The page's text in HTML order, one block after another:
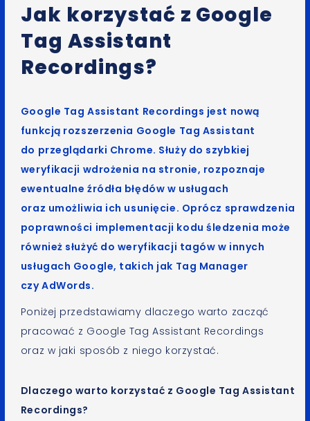
Jak korzystać z Google
Tag Assistant
Recordings?
Google Tag Assistant Recordings jest nową
funkcją rozszerzenia Google Tag Assistant
do przeglądarki Chrome. Służy do szybkiej
weryfikacji wdrożenia na stronie, rozpoznaje
ewentualne źródła błędów w usługach
oraz umożliwia ich usunięcie. Oprócz sprawdzenia
poprawności implementacji kodu śledzenia może
również służyć do weryfikacji tagów w innych
usługach Google, takich jak Tag Manager
czy AdWords.
Poniżej przedstawiamy dlaczego warto zacząć
pracować z Google Tag Assistant Recordings
oraz w jaki sposób z niego korzystać.
Dlaczego warto korzystać z Google Tag Assistant
Recordings?